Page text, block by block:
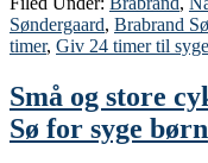
Søndergaard, Brabrand Sø
timer, Giv 24 timer til
Små og store
Sø for syge børn